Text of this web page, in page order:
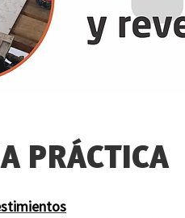
PRÁCTICA